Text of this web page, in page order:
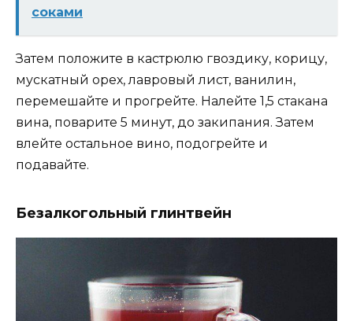
соками
Затем положите в кастрюлю гвоздику, корицу,
мускатный орех, лавровый лист, ванилин,
перемешайте и прогрейте. Налейте 1,5 стакана
вина, поварите 5 минут, до закипания. Затем
влейте остальное вино, подогрейте и
подавайте.
Безалкогольный глинтвейн